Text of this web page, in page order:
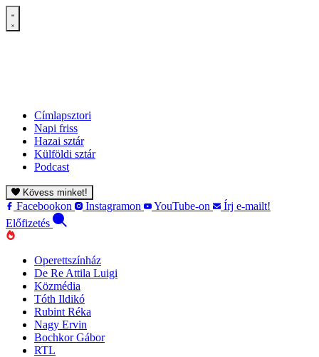
Címlapsztori
Napi friss
Hazai sztár
Külföldi sztár
Podcast
Kövess minket!
Facebookon Instagramon YouTube-on
Írj e-mailt!
Előfizetés
Operettszínház
De Re Attila Luigi
Közmédia
Tóth Ildikó
Rubint Réka
Nagy Ervin
Bochkor Gábor
RTL